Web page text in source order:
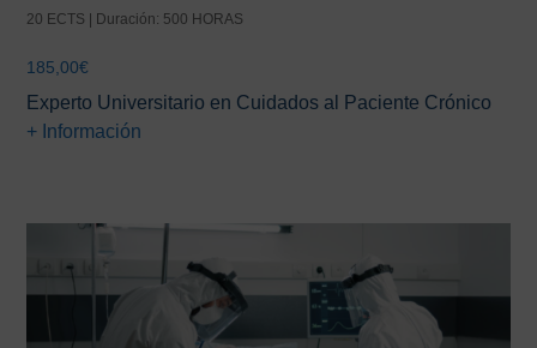
20 ECTS | Duración: 500 HORAS
185,00€
Experto Universitario en Cuidados al Paciente Crónico
+ Información